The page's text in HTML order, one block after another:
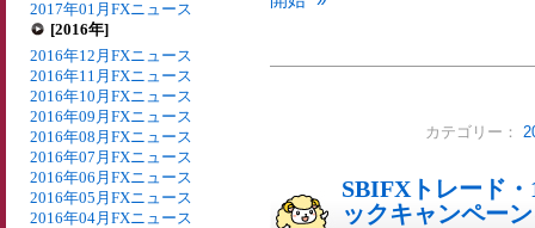
2017年01月FXニュース
[2016年]
2016年12月FXニュース
2016年11月FXニュース
2016年10月FXニュース
2016年09月FXニュース
2016年08月FXニュース
2016年07月FXニュース
2016年06月FXニュース
2016年05月FXニュース
2016年04月FXニュース
カテゴリー：
SBIFXトレード
ックキャンペー